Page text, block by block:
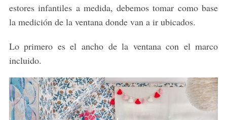
estores infantiles a medida, debemos tomar como base
la medición de la ventana donde van a ir ubicados.
Lo primero es el ancho de la ventana con el marco
incluido.